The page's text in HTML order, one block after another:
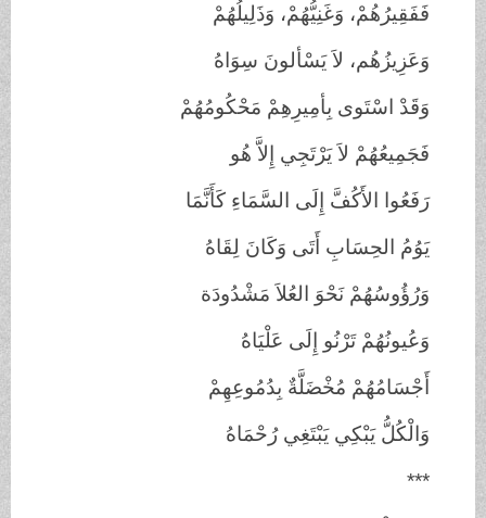
فَفَقِيرُهُمْ، وَغَنِيُّهُمْ، وَذَلِيلُهُمْ
وَعَزِيزُهُم، لاَ يَسْألونَ سِوَاهُ
وَقَدْ اسْتَوى بِأمِيرِهِمْ مَحْكُومُهُمْ
فَجَمِيعُهُمْ لاَ يَرْتَجِي إِلاَّ هُو
رَفَعُوا الأَكُفَّ إِلَى السَّمَاءِ كَأَنَّمَا
يَوُمُ الحِسَابِ أَتَى وَكَانَ لِقَاهُ
وَرُؤُوسُهُمْ نَحْوَ العُلاَ مَشْدُودَة
وَعُيونُهُمْ تَرْنُو إِلَى عَلْيَاهُ
أَجْسَامُهُمْ مُخْضَلَّةٌ بِدُمُوعِهِمْ
وَالْكُلُّ يَبْكِي يَبْتَغِي رُحْمَاهُ
***